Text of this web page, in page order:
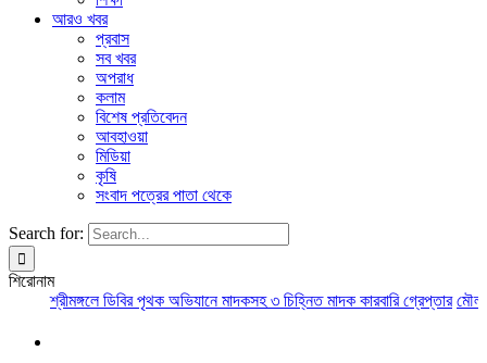
আরও খবর
প্রবাস
সব খবর
অপরাধ
কলাম
বিশেষ প্রতিবেদন
আবহাওয়া
মিডিয়া
কৃষি
সংবাদ পত্রের পাতা থেকে
Search for:
শিরোনাম
শ্রীমঙ্গলে ডিবির পৃথক অভিযানে মাদকসহ ৩ চিহ্নিত মাদক কারবারি গ্রেপ্তার